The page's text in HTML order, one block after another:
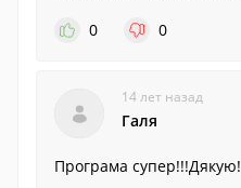
0
0
14 лет назад
Галя
Програма супер!!!Дякую!